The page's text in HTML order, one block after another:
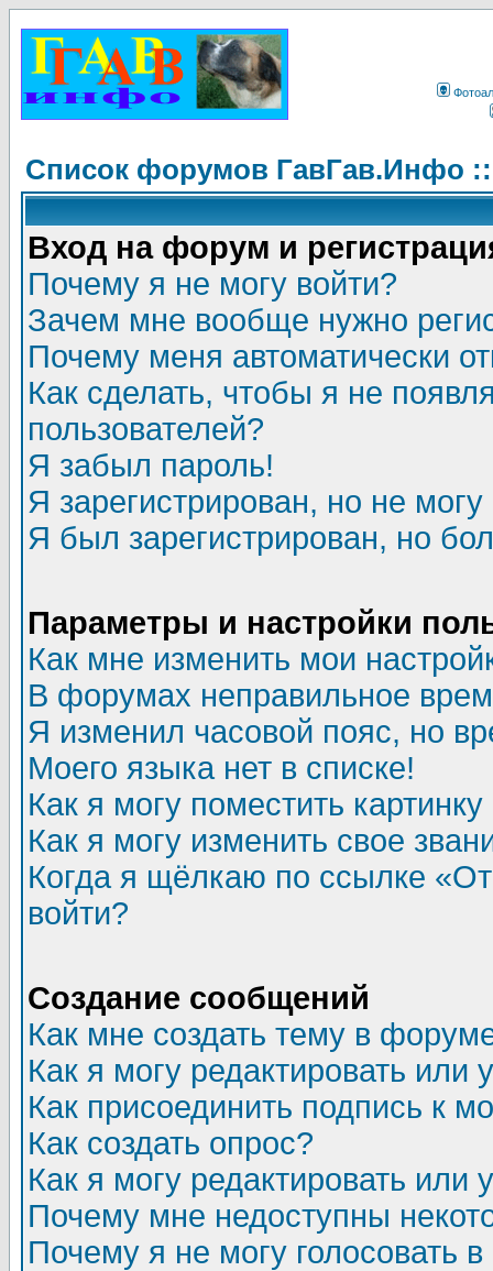
Список форумов ГавГав.Инфо
Вход на форум и
Почему я не могу войти?
Зачем мне вообще нужно
Почему меня автоматически
Как сделать, чтобы я не
пользователей?
Я забыл пароль!
Я зарегистрирован, но не могу
Я был зарегистрирован, но
Параметры и настройки
Как мне изменить мои
В форумах неправильное
Я изменил часовой пояс, но
Моего языка нет в списке!
Как я могу поместить
Как я могу изменить свое
Когда я щёлкаю по ссылке
войти?
Создание сообщений
Как мне создать тему в
Как я могу редактировать или
Как присоединить подпись к
Как создать опрос?
Как я могу редактировать или
Почему мне недоступны
Почему я не могу голосовать